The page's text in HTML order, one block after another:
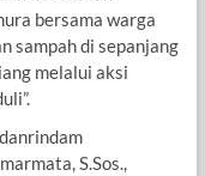
bersama warga
sampah di sepanjang
melalui aksi
S.Sos.,